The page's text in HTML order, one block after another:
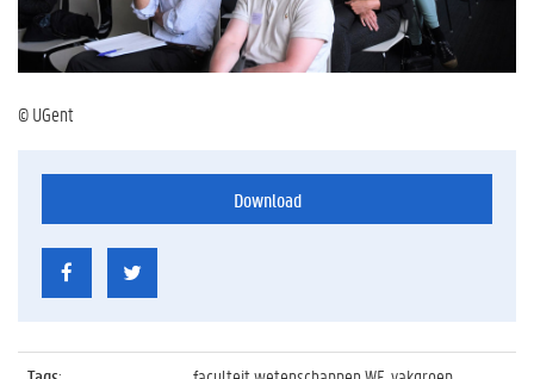
© UGent
Download